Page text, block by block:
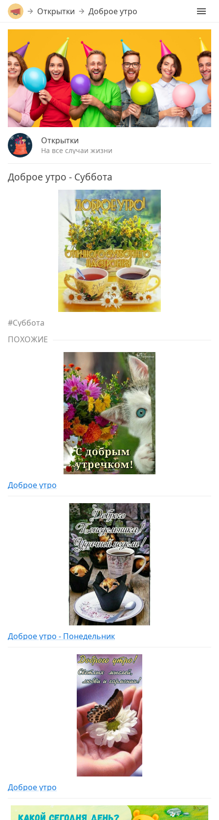
Открытки Доброе утро
Открытки
На все случаи жизни
Доброе утро - Суббота
#Суббота
ПОХОЖИЕ
Доброе утро
Доброе утро - Понедельник
Доброе утро